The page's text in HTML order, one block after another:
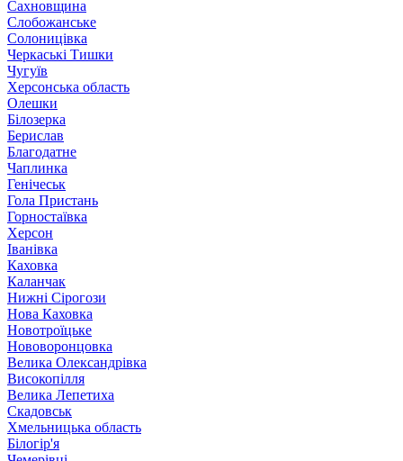
Сахновщина
Слобожанське
Солоницівка
Черкаські Тишки
Чугуїв
Херсонська область
Олешки
Білозерка
Берислав
Благодатне
Чаплинка
Генічеськ
Гола Пристань
Горностаївка
Херсон
Іванівка
Каховка
Каланчак
Нижні Сірогози
Нова Каховка
Новотроїцьке
Нововоронцовка
Велика Олександрівка
Високопілля
Велика Лепетиха
Скадовськ
Хмельницька область
Білогір'я